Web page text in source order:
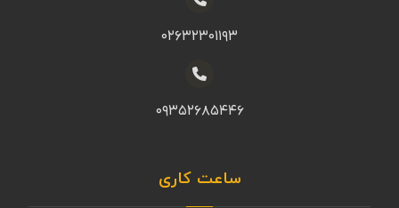
۰۲۶۳۲۳۰۱۱۹۳
۰۹۳۵۲۶۸۵۴۴۶
ساعت کاری